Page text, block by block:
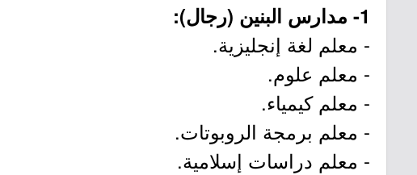
1- مدارس البنين (رجال):
- معلم لغة إنجليزية.
- معلم علوم.
- معلم كيمياء.
- معلم برمجة الروبوتات.
- معلم دراسات إسلامية.